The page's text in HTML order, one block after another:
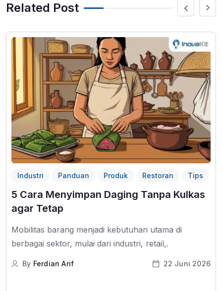
Related Post
Industri Panduan Produk Restoran Tips
5 Cara Menyimpan Daging Tanpa Kulkas
agar Tetap
Mobilitas barang menjadi kebutuhan utama di
berbagai sektor, mulai dari industri, retail,.
By Ferdian Arif 22 Juni 2026